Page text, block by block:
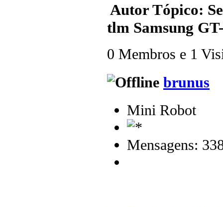
AutorTópico:
tlm Samsung
0 Membros e 1
brunus
Mini Robot
Mensagens: